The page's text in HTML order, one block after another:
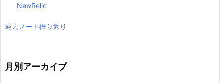
NewRelic
過去ノート振り返り
月別アーカイブ